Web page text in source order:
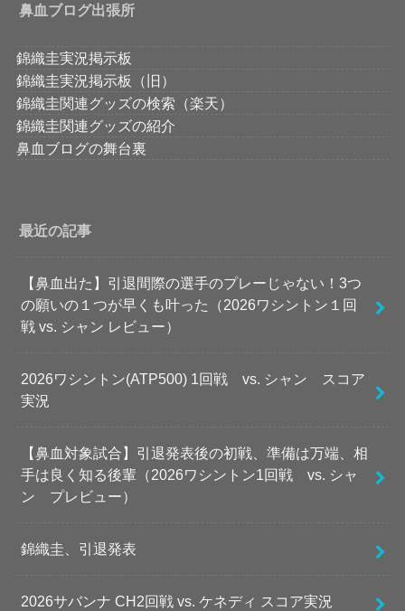
鼻血ブログ出張所
錦織圭実況掲示板
錦織圭実況掲示板（旧）
錦織圭関連グッズの検索（楽天）
錦織圭関連グッズの紹介
鼻血ブログの舞台裏
最近の記事
【鼻血出た】引退間際の選手のプレーじゃない！3つ
の願いの１つが早くも叶った（2026ワシントン１回
戦 vs. シャン レビュー）
2026ワシントン(ATP500) 1回戦 vs. シャン スコア
実況
【鼻血対象試合】引退発表後の初戦、準備は万端、相
手は良く知る後輩（2026ワシントン1回戦 vs. シャ
ン プレビュー）
錦織圭、引退発表
2026サバンナ CH2回戦 vs. ケネディ スコア実況